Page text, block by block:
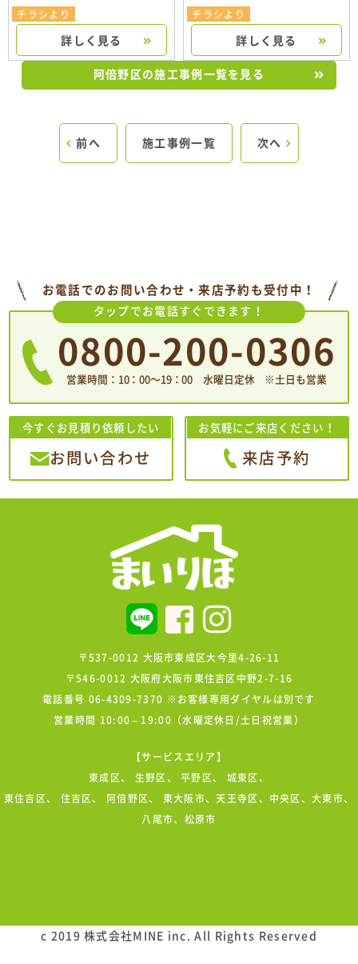
チラシより
詳しく見る
チラシより
詳しく見る
阿倍野区の施工事例一覧を見る
前へ 施工事例一覧 次へ
お電話でのお問い合わせ・来店予約も受付中！
タップでお電話すぐできます！
0800-200-0306
営業時間：10：00〜19：00 水曜日定休 ※土日も営業
今すぐお見積り依頼したい
お問い合わせ
お気軽にご来店ください！
来店予約
〒537-0012 大阪市東成区大今里4-26-11
〒546-0012 大阪府大阪市東住吉区中野2-7-16
電話番号 06-4309-7370 ※お客様専用ダイヤルは別です
営業時間 10:00～19:00（水曜定休日/土日祝営業）
【サービスエリア】
東成区、 生野区 、平野区、 城東区 、
東住吉区、 住吉区、 阿倍野区、 東大阪市、天王寺区、中央区、大東市、
八尾市、松原市
c 2019 株式会社MINE inc. All Rights Reserved